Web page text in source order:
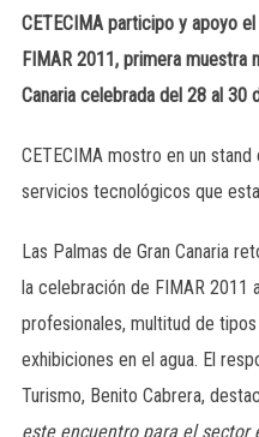
CETECIMA participo y apoyo
FIMAR 2011, primera muestra
Canaria celebrada del 28 al 30
CETECIMA mostro en un
servicios tecnológicos que
Las Palmas de Gran Canaria
la celebración de FIMAR 2011
profesionales, multitud de
exhibiciones en el agua. El
Turismo, Benito Cabrera,
este encuentro para el